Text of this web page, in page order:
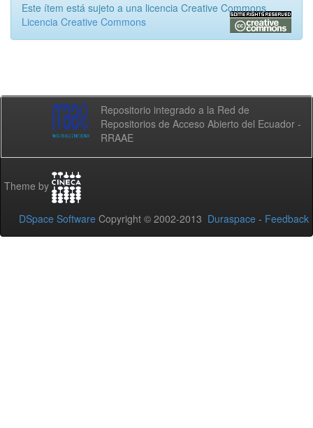
Este ítem está sujeto a una licencia Creative Commons
Licencia Creative Commons
Repositorio integrado a la Red de
Repositorios de Acceso Abierto del Ecuador -
RRAAE
Theme by
DSpace Software Copyright © 2002-2013 Duraspace - Feedback